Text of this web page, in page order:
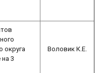
округа
3
Воловик К.Е.